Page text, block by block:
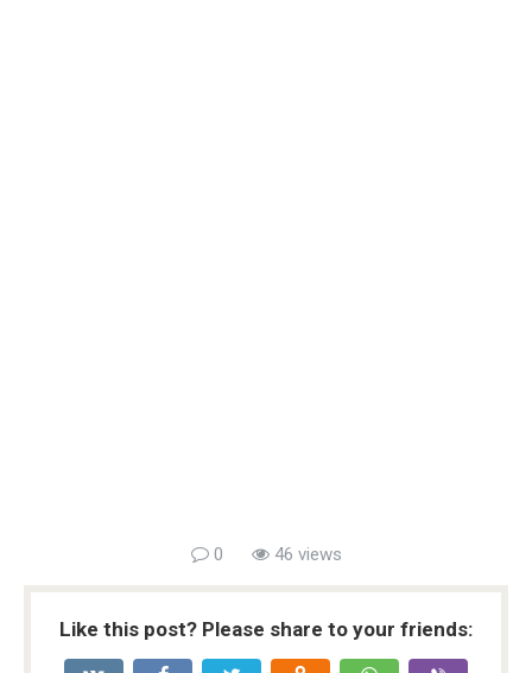
0 46 views
Like this post? Please share to your friends: